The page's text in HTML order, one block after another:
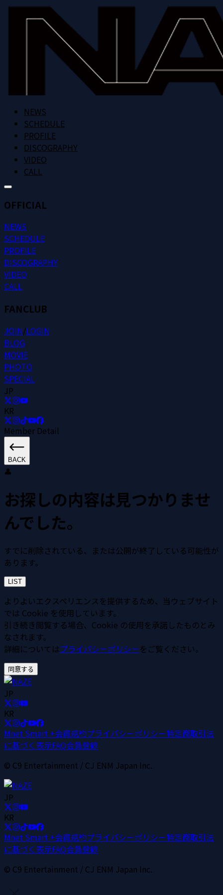
NEWS
SCHEDULE
PROFILE
DISCOGRAPHY
VIDEO
CALL
OFFICIAL
NEWS
SCHEDULE
PROFILE
DISCOGRAPHY
VIDEO
CALL
FANCLUB
JOIN/LOGIN
BLOG
MOVIE
PHOTO
SPECIAL
JP
KR
Member Detail
BACK
👤
お探しの内容は見つかりませ
んでした。
すでに削除されている、または公開が終了している可能性が
あります。
LIST
よりよいエクスペリエンスを提供するため、当ウェブサイト
では Cookie を使用しています。
引き続き閲覧する場合、Cookie の使用を承諾したものとみ
なされます。
詳細についてはプライバシーポリシーをご覧ください。
同意する
JP
KR
Mnet Smart +会員規約プライバシーポリシー特定商取引法
に基づく表示FAQ会員登録
© C9 Entertainment / CJ ENM Japan Inc.
JP
KR
Mnet Smart +会員規約プライバシーポリシー特定商取引法
に基づく表示FAQ会員登録
© C9 Entertainment / CJ ENM Japan Inc.